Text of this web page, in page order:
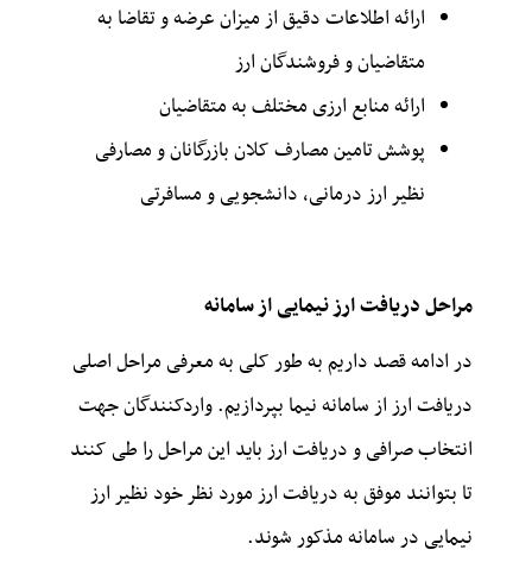
ارائه اطلاعات دقیق از میزان عرضه و تقاضا به
متقاضیان و فروشندگان ارز
ارائه منابع ارزی مختلف به متقاضیان
پوشش تامین مصارف کلان بازرگانان و مصارفی
نظیر ارز درمانی، دانشجویی و مسافرتی
مراحل دریافت ارز نیمایی از سامانه
در ادامه قصد داریم به طور کلی به معرفی مراحل اصلی
دریافت ارز از سامانه نیما بپردازیم. واردکنندگان جهت
انتخاب صرافی و دریافت ارز باید این مراحل را طی کنند
تا بتوانند موفق به دریافت ارز مورد نظر خود نظیر ارز
نیمایی در سامانه مذکور شوند.